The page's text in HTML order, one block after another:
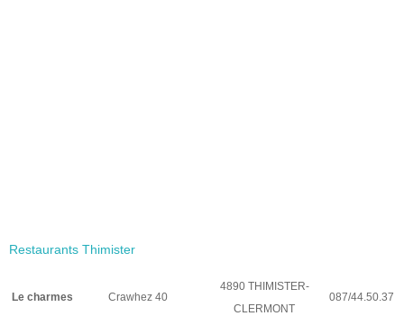
Restaurants Thimister
Le charmes Crawhez 40
4890 THIMISTER-
CLERMONT
087/44.50.37